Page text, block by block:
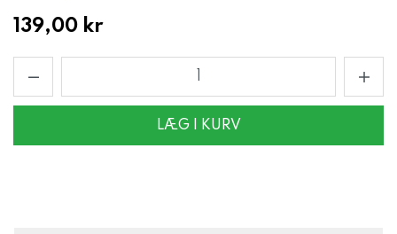
139,00 kr
LÆG I KURV